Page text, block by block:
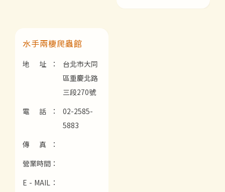
水手兩棲爬蟲館
地 址：
台北市大同
區重慶北路
三段270號
電 話：
02-2585-
5883
傳 真：
營業時間：
E - MAIL：